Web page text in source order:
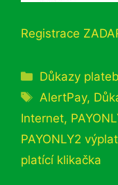
Registrace
Rubriky
Důkazy plateb
Štítky
AlertPay,
Internet,
PAYONLY2
platící klikačka